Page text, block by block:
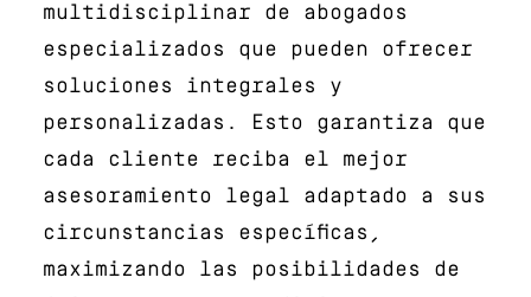
multidisciplinar de abogados
especializados que pueden ofrecer
soluciones integrales y
personalizadas. Esto garantiza que
cada cliente reciba el mejor
asesoramiento legal adaptado a sus
circunstancias específicas,
maximizando las posibilidades de